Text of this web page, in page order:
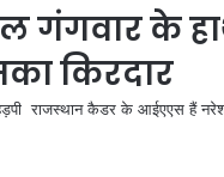
गंगवार के
किरदार
हड़पी राजस्थान कैडर के आईएएस हैं